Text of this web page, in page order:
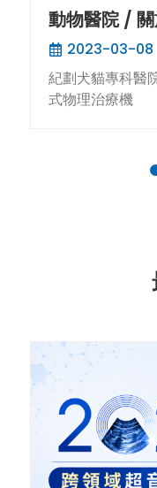
動物醫院 /
有更多選擇
2023-03-08
紀劃犬貓專科醫
式物理治療機